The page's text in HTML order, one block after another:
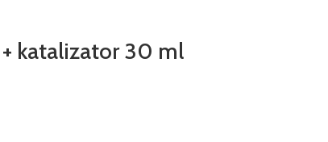
+ katalizator 30 ml